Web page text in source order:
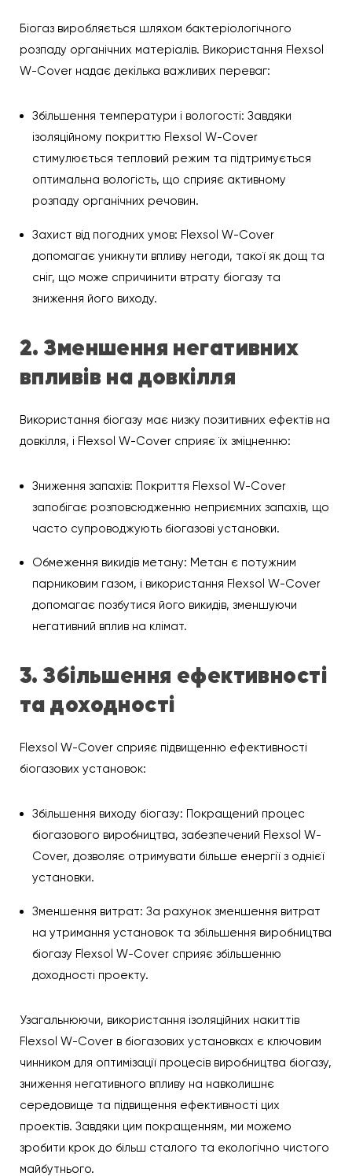
Біогаз виробляється шляхом бактеріологічного
розпаду органічних матеріалів. Використання Flexsol
W-Cover надає декілька важливих переваг:
Збільшення температури і вологості: Завдяки
ізоляційному покриттю Flexsol W-Cover
стимулюється тепловий режим та підтримується
оптимальна вологість, що сприяє активному
розпаду органічних речовин.
Захист від погодних умов: Flexsol W-Cover
допомагає уникнути впливу негоди, такої як дощ та
сніг, що може спричинити втрату біогазу та
зниження його виходу.
2. Зменшення негативних
впливів на довкілля
Використання біогазу має низку позитивних ефектів на
довкілля, і Flexsol W-Cover сприяє їх зміцненню:
Зниження запахів: Покриття Flexsol W-Cover
запобігає розповсюдженню неприємних запахів, що
часто супроводжують біогазові установки.
Обмеження викидів метану: Метан є потужним
парниковим газом, і використання Flexsol W-Cover
допомагає позбутися його викидів, зменшуючи
негативний вплив на клімат.
3. Збільшення ефективності
та доходності
Flexsol W-Cover сприяє підвищенню ефективності
біогазових установок:
Збільшення виходу біогазу: Покращений процес
біогазового виробництва, забезпечений Flexsol W-
Cover, дозволяє отримувати більше енергії з однієї
установки.
Зменшення витрат: За рахунок зменшення витрат
на утримання установок та збільшення виробництва
біогазу Flexsol W-Cover сприяє збільшенню
доходності проекту.
Узагальнюючи, використання ізоляційних накиттів
Flexsol W-Cover в біогазових установках є ключовим
чинником для оптимізації процесів виробництва біогазу,
зниження негативного впливу на навколишнє
середовище та підвищення ефективності цих
проектів. Завдяки цим покращенням, ми можемо
зробити крок до більш сталого та екологічно чистого
майбутнього.